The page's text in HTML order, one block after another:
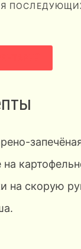
на
на скорую